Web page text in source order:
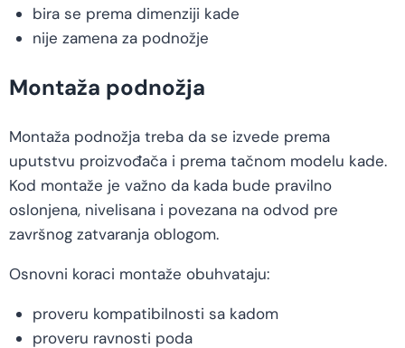
bira se prema dimenziji kade
nije zamena za podnožje
Montaža podnožja
Montaža podnožja treba da se izvede prema
uputstvu proizvođača i prema tačnom modelu kade.
Kod montaže je važno da kada bude pravilno
oslonjena, nivelisana i povezana na odvod pre
završnog zatvaranja oblogom.
Osnovni koraci montaže obuhvataju:
proveru kompatibilnosti sa kadom
proveru ravnosti poda